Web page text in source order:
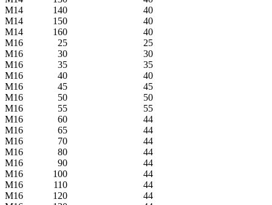
М14
140
40
М14
150
40
М14
160
40
M16
25
25
M16
30
30
M16
35
35
M16
40
40
M16
45
45
M16
50
50
M16
55
55
M16
60
44
M16
65
44
M16
70
44
M16
80
44
M16
90
44
M16
100
44
M16
110
44
M16
120
44